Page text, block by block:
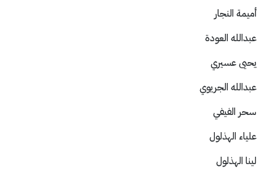
أميمة النجار
عبدالله العودة
يحيى عسيري
عبدالله الجريوي
سحر الفيفي
علياء الهذلول
لينا الهذلول